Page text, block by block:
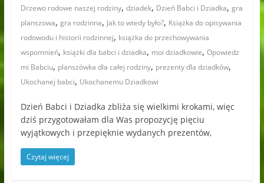
Drzewo rodowe naszej rodziny, dziadek, Dzień Babci i Dziadka, gra
planszowa, gra rodzinna, Jak to wtedy było?, Książka do opisywania
rodowodu i historii rodzinnej, książka do przechowywania
wspomnień, książki dla babci i dziadka, moi dziadkowie, Opowiedz
mi Babciu, planszówka dla całej rodziny, prezenty dla dziadków,
Ukochanej babci, Ukochanemu Dziadkowi
Dzień Babci i Dziadka zbliża się wielkimi krokami, więc
dziś przygotowałam dla Was propozycję pięciu
wyjątkowych i przepięknie wydanych prezentów,
Czytaj więcej